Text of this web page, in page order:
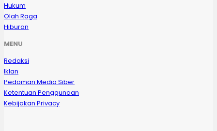
Hukum
Olah Raga
Hiburan
MENU
Redaksi
Iklan
Pedoman Media Siber
Ketentuan Penggunaan
Kebijakan Privacy